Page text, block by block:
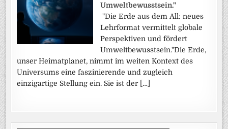
Umweltbewusstsein."
"Die Erde aus dem All: neues
Lehrformat vermittelt globale
Perspektiven und fördert
Umweltbewusstsein."Die Erde,
unser Heimatplanet, nimmt im weiten Kontext des
Universums eine faszinierende und zugleich
einzigartige Stellung ein. Sie ist der […]